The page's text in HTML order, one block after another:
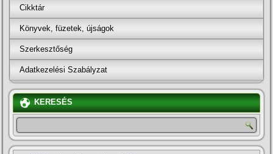
Cikktár
Könyvek, füzetek, újságok
Szerkesztőség
Adatkezelési Szabályzat
KERESÉS